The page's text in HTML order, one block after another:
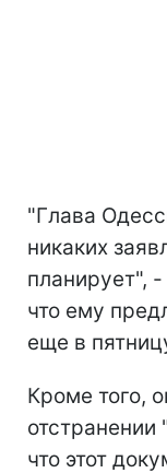
"Глава
никаких
планирует",
что ему
еще в
Кроме того,
отстранении
что этот